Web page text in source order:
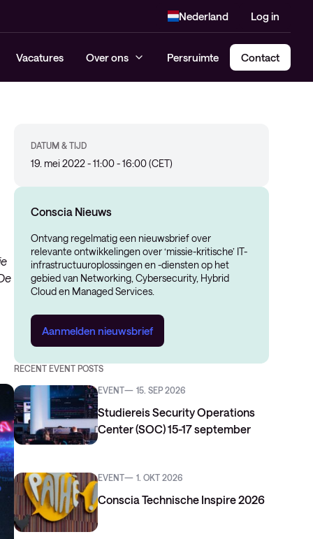
Nederland Log in
Vacatures Over ons Persruimte Contact
DATUM & TIJD
19. mei 2022 - 11:00 - 16:00 (CET)
Conscia Nieuws
Ontvang regelmatig een nieuwsbrief over
relevante ontwikkelingen over ‘missie-kritische’ IT-
infrastructuuroplossingen en -diensten op het
gebied van Networking, Cybersecurity, Hybrid
Cloud en Managed Services.
Aanmelden nieuwsbrief
RECENT EVENT POSTS
EVENT 15. SEP 2026
Studiereis Security Operations
Center (SOC) 15-17 september
EVENT 1. OKT 2026
Conscia Technische Inspire 2026